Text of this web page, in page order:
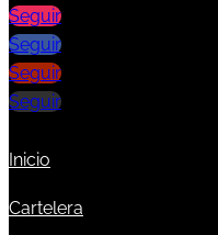
Seguir
Seguir
Seguir
Seguir
Inicio
Cartelera